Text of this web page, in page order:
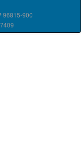
96815-900